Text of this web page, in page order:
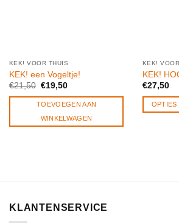
KEK! VOOR THUIS
KEK! een Vogeltje!
€21,50 Oorspronkelijke
was:
€21,50.
€19,50Huidige
is:
€19,50.
TOEVOEGEN AAN
WINKELWAGEN
KEK!
KEK!
€27,50
OPTIES
KLANTENSERVICE